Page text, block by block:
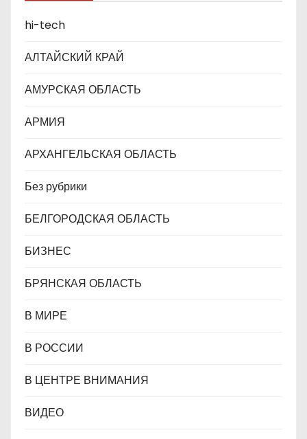
п
м
hi-tech
АЛТАЙСКИЙ КРАЙ
АМУРСКАЯ ОБЛАСТЬ
АРМИЯ
АРХАНГЕЛЬСКАЯ ОБЛАСТЬ
Без рубрики
БЕЛГОРОДСКАЯ ОБЛАСТЬ
БИЗНЕС
БРЯНСКАЯ ОБЛАСТЬ
В МИРЕ
В РОССИИ
В ЦЕНТРЕ ВНИМАНИЯ
ВИДЕО